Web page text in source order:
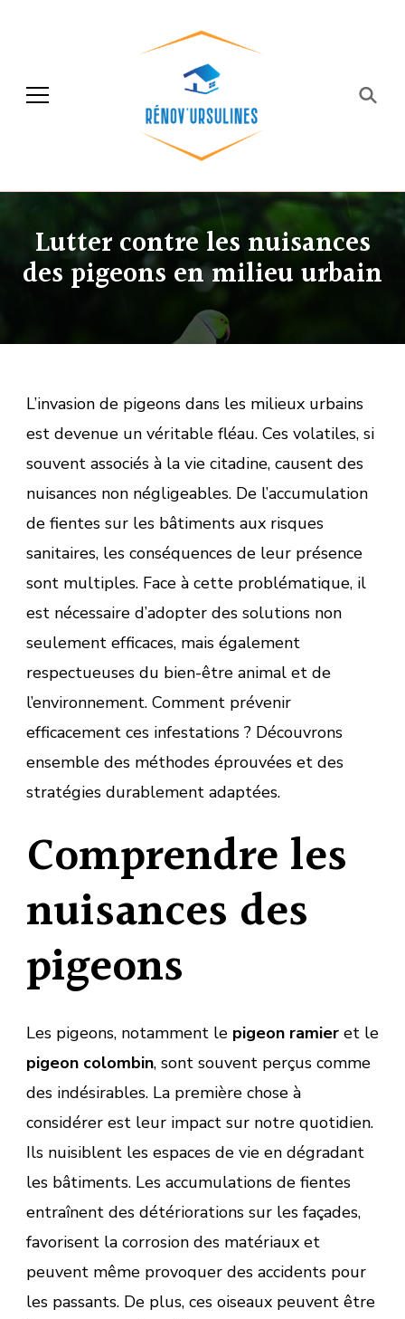
Rénov'ursulines
Lutter contre les nuisances
des pigeons en milieu urbain
L’invasion de pigeons dans les milieux urbains
est devenue un véritable fléau. Ces volatiles, si
souvent associés à la vie citadine, causent des
nuisances non négligeables. De l’accumulation
de fientes sur les bâtiments aux risques
sanitaires, les conséquences de leur présence
sont multiples. Face à cette problématique, il
est nécessaire d’adopter des solutions non
seulement efficaces, mais également
respectueuses du bien-être animal et de
l’environnement. Comment prévenir
efficacement ces infestations ? Découvrons
ensemble des méthodes éprouvées et des
stratégies durablement adaptées.
Comprendre les
nuisances des
pigeons
Les pigeons, notamment le pigeon ramier et le
pigeon colombin, sont souvent perçus comme
des indésirables. La première chose à
considérer est leur impact sur notre quotidien.
Ils nuisiblent les espaces de vie en dégradant
les bâtiments. Les accumulations de fientes
entraînent des détériorations sur les façades,
favorisent la corrosion des matériaux et
peuvent même provoquer des accidents pour
les passants. De plus, ces oiseaux peuvent être